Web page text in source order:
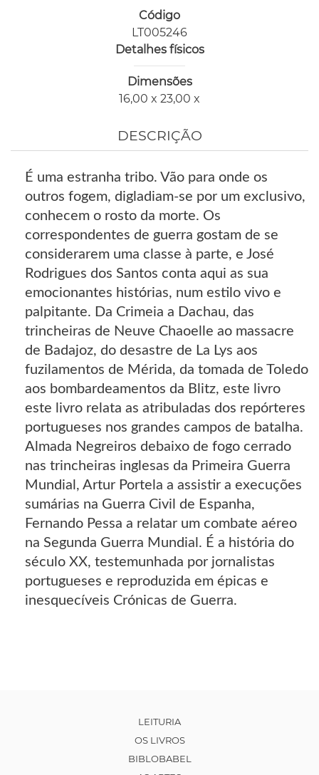
Código
LT005246
Detalhes físicos
Dimensões
16,00 x 23,00 x
DESCRIÇÃO
É uma estranha tribo. Vão para onde os
outros fogem, digladiam-se por um exclusivo,
conhecem o rosto da morte. Os
correspondentes de guerra gostam de se
considerarem uma classe à parte, e José
Rodrigues dos Santos conta aqui as sua
emocionantes histórias, num estilo vivo e
palpitante. Da Crimeia a Dachau, das
trincheiras de Neuve Chaoelle ao massacre
de Badajoz, do desastre de La Lys aos
fuzilamentos de Mérida, da tomada de Toledo
aos bombardeamentos da Blitz, este livro
este livro relata as atribuladas dos repórteres
portugueses nos grandes campos de batalha.
Almada Negreiros debaixo de fogo cerrado
nas trincheiras inglesas da Primeira Guerra
Mundial, Artur Portela a assistir a execuções
sumárias na Guerra Civil de Espanha,
Fernando Pessa a relatar um combate aéreo
na Segunda Guerra Mundial. É a história do
século XX, testemunhada por jornalistas
portugueses e reproduzida em épicas e
inesquecíveis Crónicas de Guerra.
LEITURIA
OS LIVROS
BIBLOBABEL